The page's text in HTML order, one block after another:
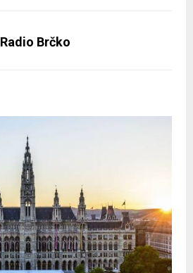
Radio Brčko